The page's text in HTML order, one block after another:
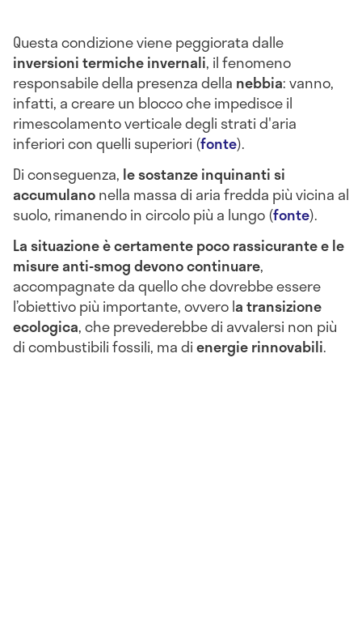
Questa condizione viene peggiorata dalle
inversioni termiche invernali, il fenomeno
responsabile della presenza della nebbia: vanno,
infatti, a creare un blocco che impedisce il
rimescolamento verticale degli strati d'aria
inferiori con quelli superiori (fonte).
Di conseguenza, le sostanze inquinanti si
accumulanonella massa di aria fredda più vicina al
suolo, rimanendo in circolo più a lungo (fonte).
La situazione è certamente poco rassicurante e le
misure anti-smog devono continuare,
accompagnate da quello che dovrebbe essere
l’obiettivo più importante, ovvero la transizione
ecologica, che prevederebbe di avvalersi non più
di combustibili fossili, ma dienergie rinnovabili.